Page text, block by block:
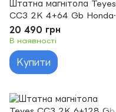
Штатна магнітола Teyes
CC3 2K 4+64 Gb Honda
BRV 2015-2019 9"
20 490 грн
В наявності
Купити